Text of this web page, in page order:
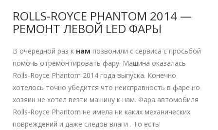
ROLLS-ROYCE PHANTOM 2014 —
РЕМОНТ ЛЕВОЙ LED ФАРЫ
В очередной раз к нам позвонили с сервиса с просьбой
помочь отремонтировать фару. Машина оказалась
Rolls-Royce Phantom 2014 года выпуска. Конечно
хотелось точно убедится что неисправность в фаре но
хозяин не хотел везти машину к нам. Фара автомобиля
Rolls-Royce Phantom не имела ни каких механических
повреждений и даже следов влаги . То есть